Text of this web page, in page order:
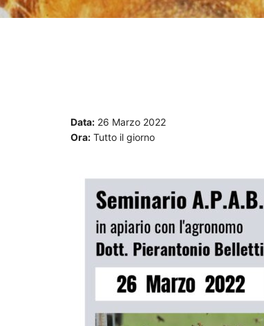
Data: 26 Marzo 2022
Ora: Tutto il giorno